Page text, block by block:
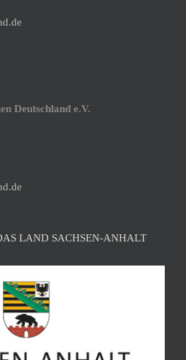
Deutschland e.V.
LAND SACHSEN-ANHALT